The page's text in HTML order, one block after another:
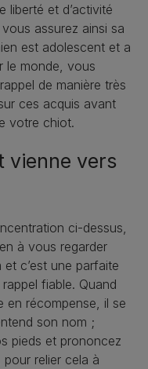
liberté et d’activité
assurez ainsi sa
est adolescent et a
le monde, vous
de manière très
ces acquis avant
votre chiot.
vienne vers
ci-dessus,
à vous regarder
c’est une parfaite
fiable. Quand
en récompense, il se
son nom ;
pieds et prononcez
relier cela à